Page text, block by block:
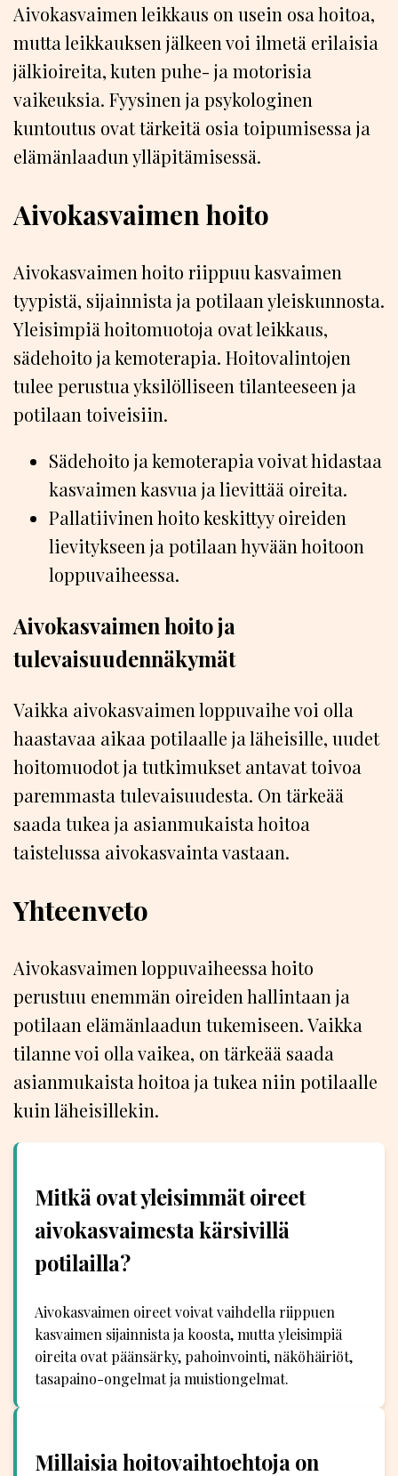
Aivokasvaimen leikkaus on usein osa hoitoa,
mutta leikkauksen jälkeen voi ilmetä erilaisia
jälkioireita, kuten puhe- ja motorisia
vaikeuksia. Fyysinen ja psykologinen
kuntoutus ovat tärkeitä osia toipumisessa ja
elämänlaadun ylläpitämisessä.
Aivokasvaimen hoito
Aivokasvaimen hoito riippuu kasvaimen
tyypistä, sijainnista ja potilaan yleiskunnosta.
Yleisimpiä hoitomuotoja ovat leikkaus,
sädehoito ja kemoterapia. Hoitovalintojen
tulee perustua yksilölliseen tilanteeseen ja
potilaan toiveisiin.
Sädehoito ja kemoterapia voivat hidastaa
kasvaimen kasvua ja lievittää oireita.
Pallatiivinen hoito keskittyy oireiden
lievitykseen ja potilaan hyvään hoitoon
loppuvaiheessa.
Aivokasvaimen hoito ja
tulevaisuudennäkymät
Vaikka aivokasvaimen loppuvaihe voi olla
haastavaa aikaa potilaalle ja läheisille, uudet
hoitomuodot ja tutkimukset antavat toivoa
paremmasta tulevaisuudesta. On tärkeää
saada tukea ja asianmukaista hoitoa
taistelussa aivokasvainta vastaan.
Yhteenveto
Aivokasvaimen loppuvaiheessa hoito
perustuu enemmän oireiden hallintaan ja
potilaan elämänlaadun tukemiseen. Vaikka
tilanne voi olla vaikea, on tärkeää saada
asianmukaista hoitoa ja tukea niin potilaalle
kuin läheisillekin.
Mitkä ovat yleisimmät oireet
aivokasvaimesta kärsivillä
potilailla?
Aivokasvaimen oireet voivat vaihdella riippuen
kasvaimen sijainnista ja koosta, mutta yleisimpiä
oireita ovat päänsärky, pahoinvointi, näköhäiriöt,
tasapaino-ongelmat ja muistiongelmat.
Millaisia hoitovaihtoehtoja on